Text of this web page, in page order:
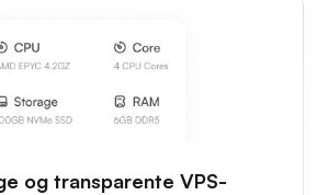
og transparente VPS-